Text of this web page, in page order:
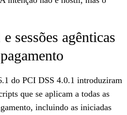
sessões agênticas
do PCI DSS 4.0.1 introduziram
que se aplicam a todas as
incluindo as iniciadas